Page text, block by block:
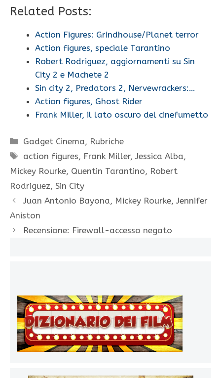
Related Posts:
Action Figures: Grindhouse/Planet terror
Action figures, speciale Tarantino
Robert Rodriguez, aggiornamenti su Sin
City 2 e Machete 2
Sin city 2, Predators 2, Nervewrackers:…
Action figures, Ghost Rider
Frank Miller, il lato oscuro del cinefumetto
Categorie
Gadget Cinema, Rubriche
Tag
action figures, Frank Miller,Jessica Alba,
Mickey Rourke, Quentin Tarantino, Robert
Rodriguez, Sin City
Juan Antonio Bayona, Mickey Rourke, Jennifer
Aniston
Recensione: Firewall-accesso negato